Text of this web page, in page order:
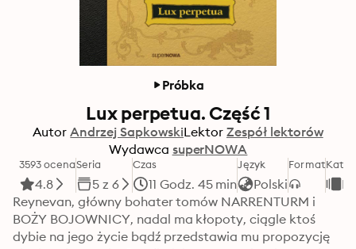
Próbka
Lux perpetua. Część 1
Autor Andrzej SapkowskiLektor Zespół lektorów
Wydawca superNOWA
3593 ocena
4.8
Seria
5 z 6
Czas
11 Godz. 45 min
Język
Polski
Format
Reynevan, główny bohater tomów NARRENTURM i
BOŻY BOJOWNICY, nadal ma kłopoty, ciągle ktoś
dybie na jego życie bądź przedstawia mu propozycję